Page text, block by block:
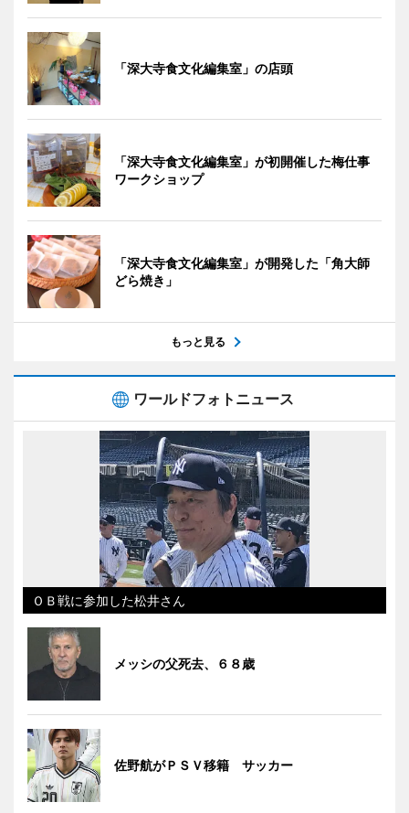
「深大寺食文化編集室」の店頭
「深大寺食文化編集室」が初開催した梅仕事
ワークショップ
「深大寺食文化編集室」が開発した「角大師
どら焼き」
もっと見る
ワールドフォトニュース
ＯＢ戦に参加した松井さん
メッシの父死去、６８歳
佐野航がＰＳＶ移籍 サッカー